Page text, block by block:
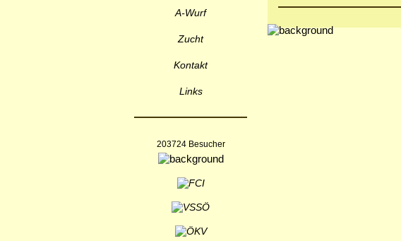
A-Wurf
Zucht
Kontakt
Links
203724 Besucher